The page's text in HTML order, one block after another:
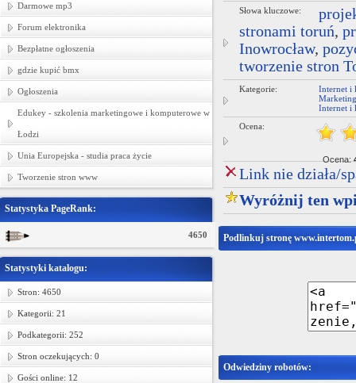
Darmowe mp3
Forum elektronika
Bezpłatne ogłoszenia
gdzie kupić bmx
Ogłoszenia
Edukey - szkolenia marketingowe i komputerowe w
Łodzi
Unia Europejska - studia praca życie
Tworzenie stron www
Statystyka PageRank:
4650
Statystyki katalogu:
Stron: 4650
Kategorii: 21
Podkategorii: 252
Stron oczekujących: 0
Gości online: 12
Słowa kluczowe:
stronami toruń,
Inowrocław,
tworzenie stron
Kategorie:
Internet i
Marketing
Internet i
Ocena:
Ocena:
Link nie działa/
Wyróżnij ten
Podlinkuj stronę
Odwiedziny robotów: